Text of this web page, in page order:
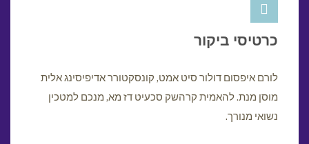
כרטיסי ביקור
לורם איפסום דולור סיט אמט, קונסקטורר אדיפיסינג אלית
מוסן מנת. להאמית קרהשק סכעיט דז מא, מנכם למטכין
נשואי מנורך.